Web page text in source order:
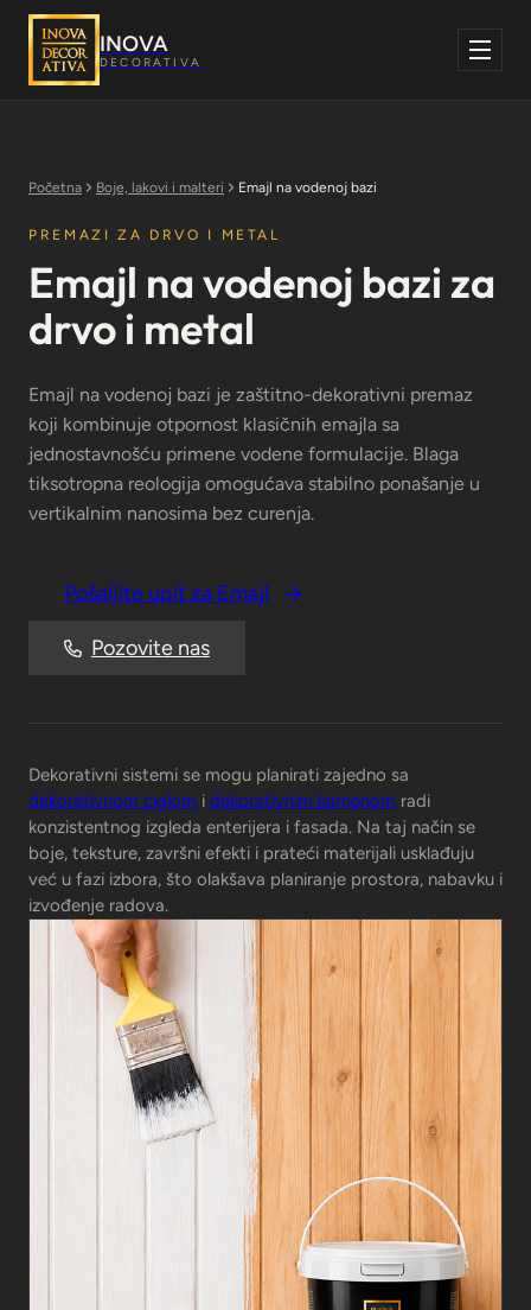
Skoči
sadržaj
INOVA
DECORATIVA
Početna Boje, lakovi i malteri Emajl na vodenoj bazi
PREMAZI ZA DRVO I METAL
Emajl na vodenoj bazi za
drvo i metal
Emajl na vodenoj bazi je zaštitno-dekorativni premaz
koji kombinuje otpornost klasičnih emajla sa
jednostavnošću primene vodene formulacije. Blaga
tiksotropna reologija omogućava stabilno ponašanje u
vertikalnim nanosima bez curenja.
Pošaljite upit za Emajl
Pozovite nas
Dekorativni sistemi se mogu planirati zajedno sa
dekorativnom ciglom i dekorativnim kamenom radi
konzistentnog izgleda enterijera i fasada. Na taj način se
boje, teksture, završni efekti i prateći materijali usklađuju
već u fazi izbora, što olakšava planiranje prostora, nabavku i
izvođenje radova.